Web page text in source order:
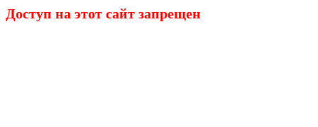
Доступ на этот сайт запрещен